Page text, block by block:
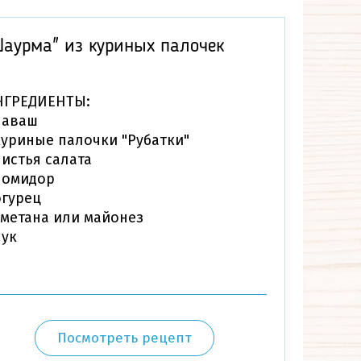
из куриных палочек
палочки "Рубатки"
салата
или майонез
Посмотреть рецепт